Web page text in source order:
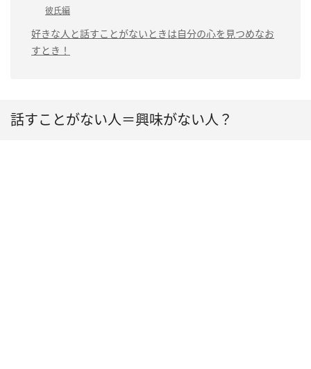
彼氏編
好きな人と話すことがないときは自分の心を見つめなお
すとき！
話すことがない人＝興味がない人？